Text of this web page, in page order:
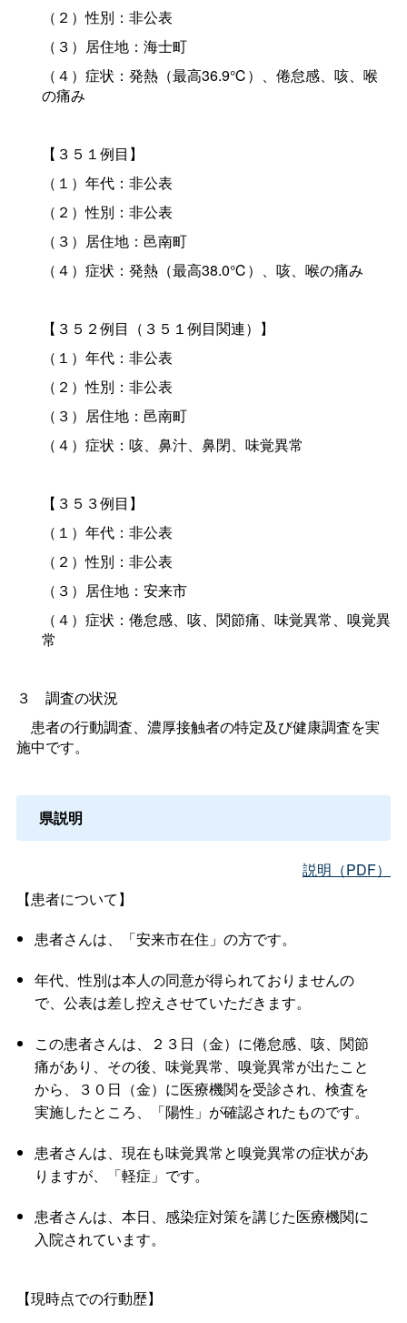
（２）性別：非公表
（３）居住地：海士町
（４）症状：発熱（最高36.9℃）、倦怠感、咳、喉
の痛み
【３５１例目】
（１）年代：非公表
（２）性別：非公表
（３）居住地：邑南町
（４）症状：発熱（最高38.0℃）、咳、喉の痛み
【３５２例目（３５１例目関連）】
（１）年代：非公表
（２）性別：非公表
（３）居住地：邑南町
（４）症状：咳、鼻汁、鼻閉、味覚異常
【３５３例目】
（１）年代：非公表
（２）性別：非公表
（３）居住地：安来市
（４）症状：倦怠感、咳、関節痛、味覚異常、嗅覚異
常
３ 調査の状況
患者の行動調査、濃厚接触者の特定及び健康調査を実
施中です。
県説明
説明（PDF）
【患者について】
患者さんは、「安来市在住」の方です。
年代、性別は本人の同意が得られておりませんの
で、公表は差し控えさせていただきます。
この患者さんは、２３日（金）に倦怠感、咳、関節
痛があり、その後、味覚異常、嗅覚異常が出たこと
から、３０日（金）に医療機関を受診され、検査を
実施したところ、「陽性」が確認されたものです。
患者さんは、現在も味覚異常と嗅覚異常の症状があ
りますが、「軽症」です。
患者さんは、本日、感染症対策を講じた医療機関に
入院されています。
【現時点での行動歴】